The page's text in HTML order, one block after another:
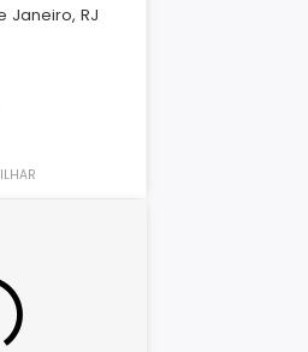
Janeiro, RJ